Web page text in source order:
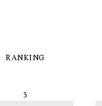
RANKING